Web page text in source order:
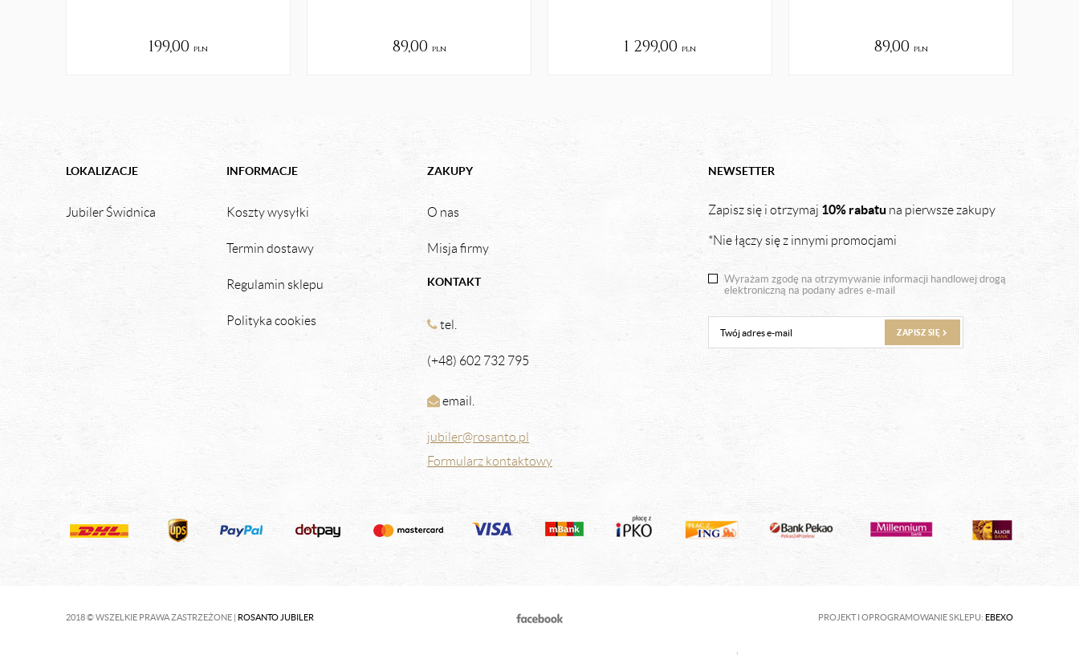
199,00 pln 89,00 pln 1 299,00 pln 89,00 pln
NEWSETTER
Zapisz się i otrzymaj 10% rabatu na pierwsze zakupy
*Nie łączy się z innymi promocjami
Wyrażam zgodę na otrzymywanie informacji handlowej drogą
elektroniczną na podany adres e-mail
ZAPISZ SIĘ
LOKALIZACJE
Jubiler Świdnica
INFORMACJE
Koszty wysyłki
Termin dostawy
Regulamin sklepu
Polityka cookies
ZAKUPY
O nas
Misja firmy
KONTAKT
tel.
(+48) 602 732 795
email.
jubiler@rosanto.pl
Formularz kontaktowy
2018 © WSZELKIE PRAWA ZASTRZEŻONE | ROSANTO JUBILER PROJEKT I OPROGRAMOWANIE SKLEPU: EBEXO